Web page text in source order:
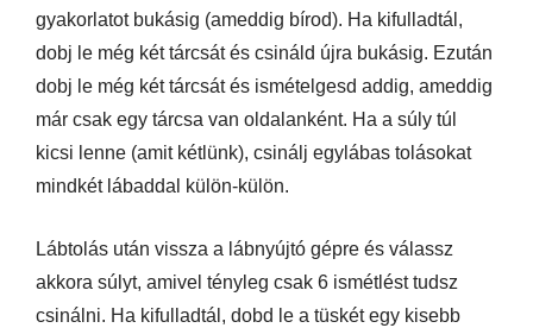
gyakorlatot bukásig (ameddig bírod). Ha kifulladtál,
dobj le még két tárcsát és csináld újra bukásig. Ezután
dobj le még két tárcsát és ismételgesd addig, ameddig
már csak egy tárcsa van oldalanként. Ha a súly túl
kicsi lenne (amit kétlünk), csinálj egylábas tolásokat
mindkét lábaddal külön-külön.
Lábtolás után vissza a lábnyújtó gépre és válassz
akkora súlyt, amivel tényleg csak 6 ismétlést tudsz
csinálni. Ha kifulladtál, dobd le a tüskét egy kisebb